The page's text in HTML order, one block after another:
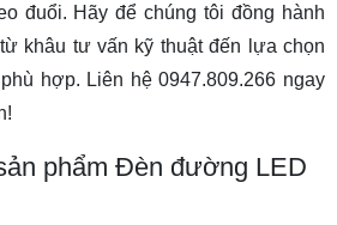
đuổi. Hãy để chúng tôi đồng hành
khâu tư vấn kỹ thuật đến lựa chọn
hợp. Liên hệ 0947.809.266 ngay
phẩm Đèn đường LED